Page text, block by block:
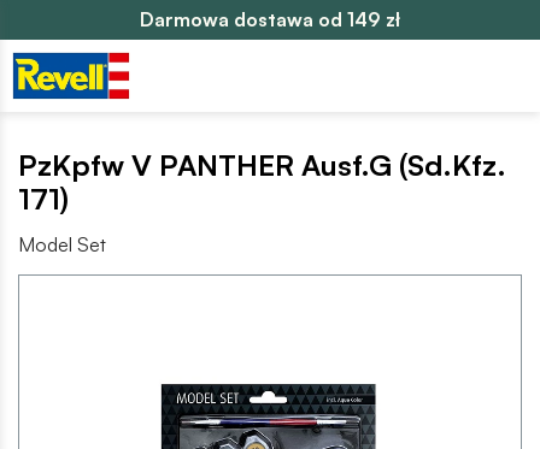
Darmowa dostawa od 149 zł
PzKpfw V PANTHER Ausf.G (Sd.Kfz.
171)
Model Set